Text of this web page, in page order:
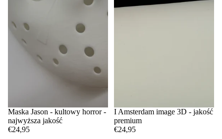
Maska Jason - kultowy horror -
najwyższa jakość
€24,95
I Amsterdam image 3D - jakość
premium
€24,95